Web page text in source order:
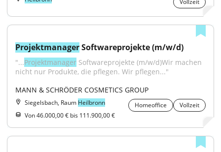
Vollzeit
Projektmanager Softwareprojekte (m/w/d)
"...Projektmanager Softwareprojekte (m/w/d)Wir machen
nicht nur Produkte, die pflegen. Wir pflegen..."
MANN & SCHRÖDER COSMETICS GROUP
Siegelsbach, Raum Heilbronn Homeoffice
Vollzeit
Von 46.000,00 € bis 111.900,00 €